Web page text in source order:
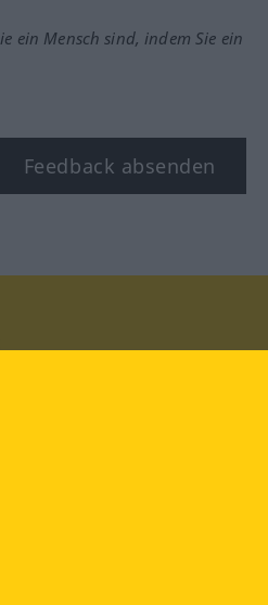
ein Mensch sind, indem Sie ein
Feedback absenden